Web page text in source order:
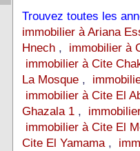
Trouvez toutes les
immobilier à Ariana
Hnech, immobilier à
immobilier à Cite
La Mosque,
immobilier à Cite El
Ghazala 1,
immobilier à Cite El
Cite El Yamama,